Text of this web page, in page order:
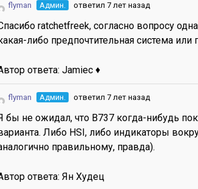
flyman Админ. ответил 7 лет назад
ratchetfreek, согласно вопросу
либо предпочтительная система или
ответа: Jamiec ♦
flyman Админ. ответил 7 лет назад
бы не ожидал, что B737 когда-нибудь
Либо HSI, либо индикаторы
правильному, правда).
ответа: Ян Худец